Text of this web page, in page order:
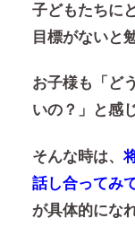
子どもたちに
目標がないと
お子様も「ど
いの？」と感
そんな時は、
話し合ってみ
が具体的にな